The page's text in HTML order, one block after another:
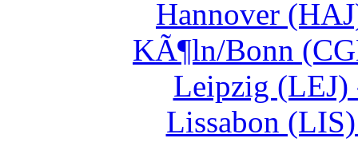
Hannover
KÃ¶ln/Bonn
Leipzig (LEJ)
Lissabon